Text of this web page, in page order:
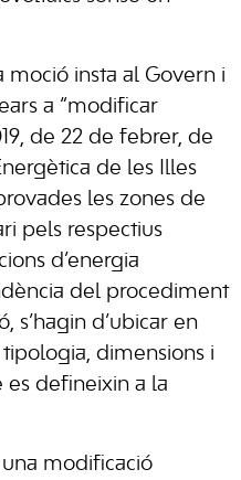
moció insta al Govern i
a “modificar
de 22 de febrer, de
de les Illes
les zones de
pels respectius
d’energia
del procediment
s’hagin d’ubicar en
dimensions i
es defineixin a la
modificació